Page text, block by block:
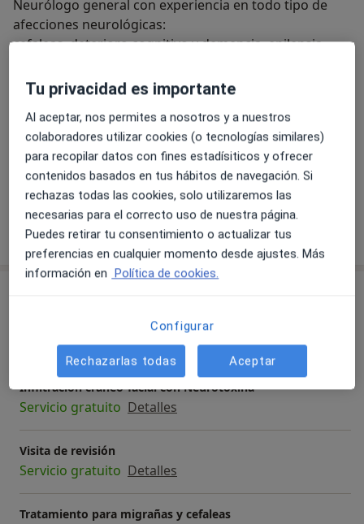
Neurólogo general con experiencia en todo tipo de
afecciones neurológicas:
cefaleas, deterioro cognitivo y demencia, epilepsia,
movimiento, patología cerebrovascular, sueño,
neurocovid.
Principales enfermedades tratadas
Corea de Huntington
Trastornos de la memoria
Enfermedad de Alzheimer
Ictus Demencia
Mostrar más detalles
sobre la experiencia
Servicio gratuito Detalles
Infiltración craneo-facial con Neurotoxina
Servicio gratuito Detalles
Visita de revisión
Servicio gratuito Detalles
Tratamiento para migrañas y cefaleas
Tu privacidad es importante
Al aceptar, nos permites a nosotros y a nuestros
colaboradores utilizar cookies (o tecnologías similares)
para recopilar datos con fines estadísiticos y ofrecer
contenidos basados en tus hábitos de navegación. Si
rechazas todas las cookies, solo utilizaremos las
necesarias para el correcto uso de nuestra página.
Puedes retirar tu consentimiento o actualizar tus
preferencias en cualquier momento desde ajustes. Más
información en Política de cookies.
Configurar
Rechazarlas todas Aceptar